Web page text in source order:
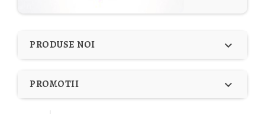
PRODUSE NOI 
PROMOTII 